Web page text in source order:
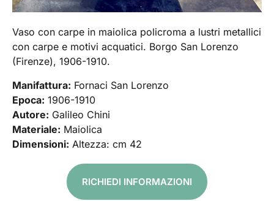
Vaso con carpe in maiolica policroma a lustri metallici
con carpe e motivi acquatici. Borgo San Lorenzo
(Firenze), 1906-1910.
Manifattura: Fornaci San Lorenzo
Epoca: 1906-1910
Autore: Galileo Chini
Materiale: Maiolica
Dimensioni: Altezza: cm 42
RICHIEDI INFORMAZIONI